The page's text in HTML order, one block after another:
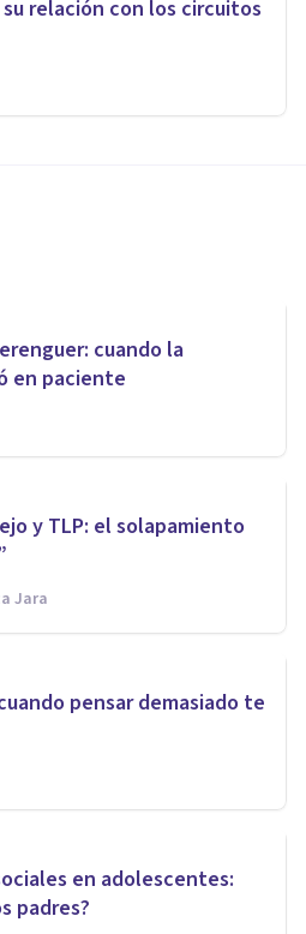
relación con los circuitos
cuando la
en paciente
y TLP: el solapamiento
Jara
pensar demasiado te
en adolescentes:
padres?